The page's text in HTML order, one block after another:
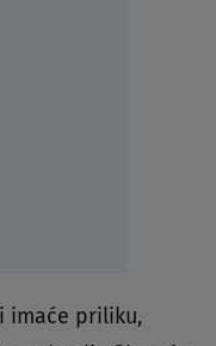
imaće priliku,